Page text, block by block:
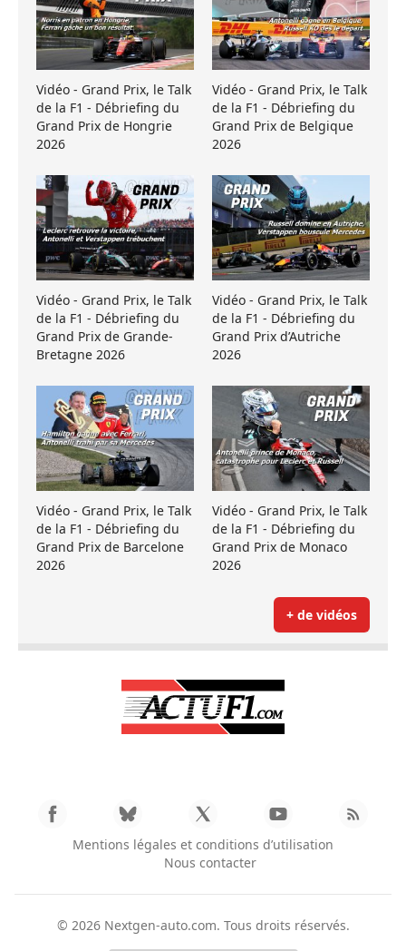
Vidéo - Grand Prix, le Talk
de la F1 - Débriefing du
Grand Prix de Hongrie
2026
Vidéo - Grand Prix, le Talk
de la F1 - Débriefing du
Grand Prix de Belgique
2026
Vidéo - Grand Prix, le Talk
de la F1 - Débriefing du
Grand Prix de Grande-
Bretagne 2026
Vidéo - Grand Prix, le Talk
de la F1 - Débriefing du
Grand Prix d’Autriche
2026
Vidéo - Grand Prix, le Talk
de la F1 - Débriefing du
Grand Prix de Barcelone
2026
Vidéo - Grand Prix, le Talk
de la F1 - Débriefing du
Grand Prix de Monaco
2026
+ de vidéos
Mentions légales et conditions d’utilisation
Nous contacter
© 2026 Nextgen-auto.com. Tous droits réservés.